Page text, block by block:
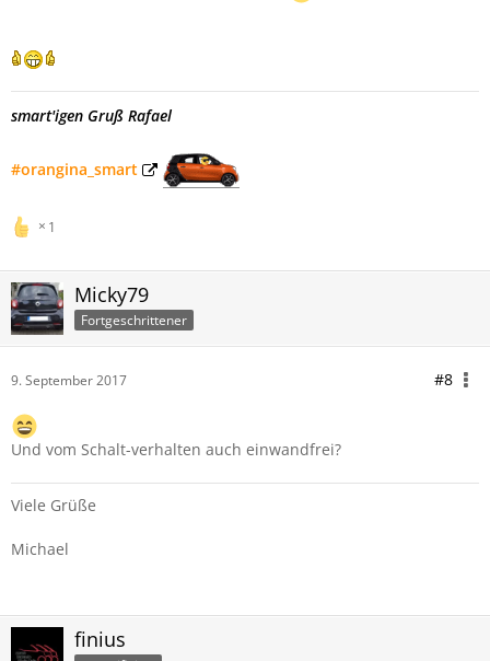
smart'igen Gruß Rafael
#orangina_smart
1
Micky79
Fortgeschrittener
9. September 2017 #8
Und vom Schalt-verhalten auch einwandfrei?
Viele Grüße
Michael
finius